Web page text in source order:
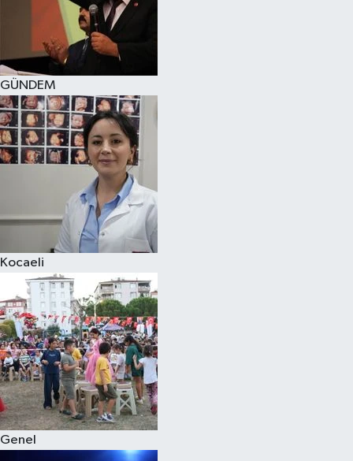
GÜNDEM
Kocaeli
Genel
Tüm Manşetler
Son Dakika Haberleri
Haber Arşivi